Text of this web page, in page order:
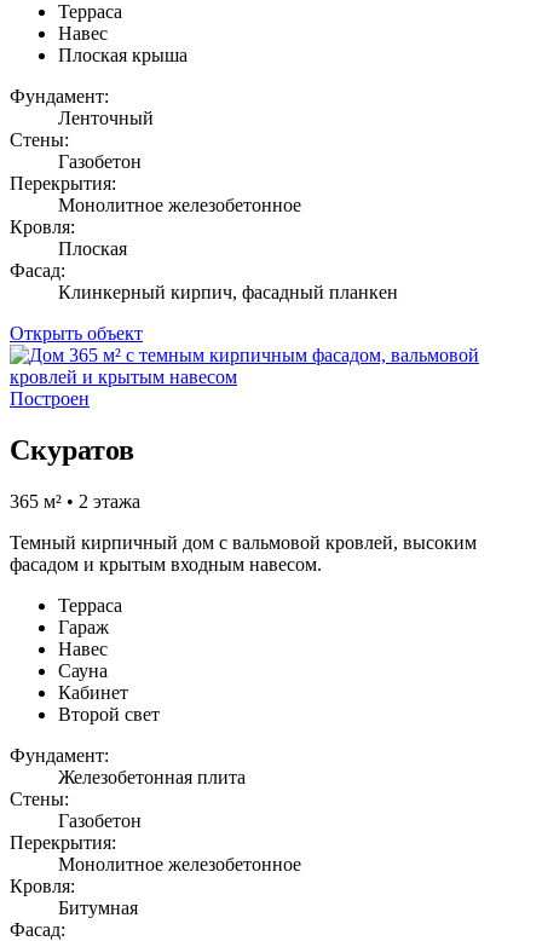
Терраса
Навес
Плоская крыша
Фундамент:
Ленточный
Стены:
Газобетон
Перекрытия:
Монолитное железобетонное
Кровля:
Плоская
Фасад:
Клинкерный кирпич, фасадный планкен
Открыть объект
Построен
Скуратов
365 м² • 2 этажа
Темный кирпичный дом с вальмовой кровлей, высоким
фасадом и крытым входным навесом.
Терраса
Гараж
Навес
Сауна
Кабинет
Второй свет
Фундамент:
Железобетонная плита
Стены:
Газобетон
Перекрытия:
Монолитное железобетонное
Кровля:
Битумная
Фасад: